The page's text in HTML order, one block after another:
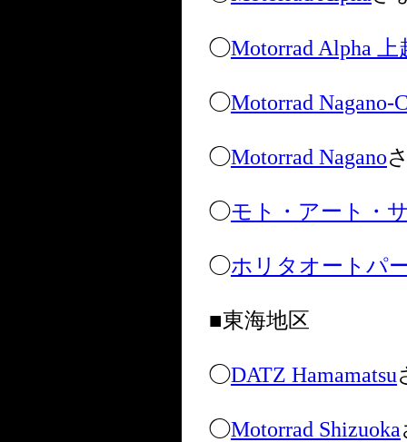
◯Motorrad Alpha 上
◯Motorrad Nagano-
◯Motorrad Nagano
◯モト・アート・
◯ホリタオートパ
■東海地区
◯DATZ Hamamatsu
◯Motorrad Shizuoka